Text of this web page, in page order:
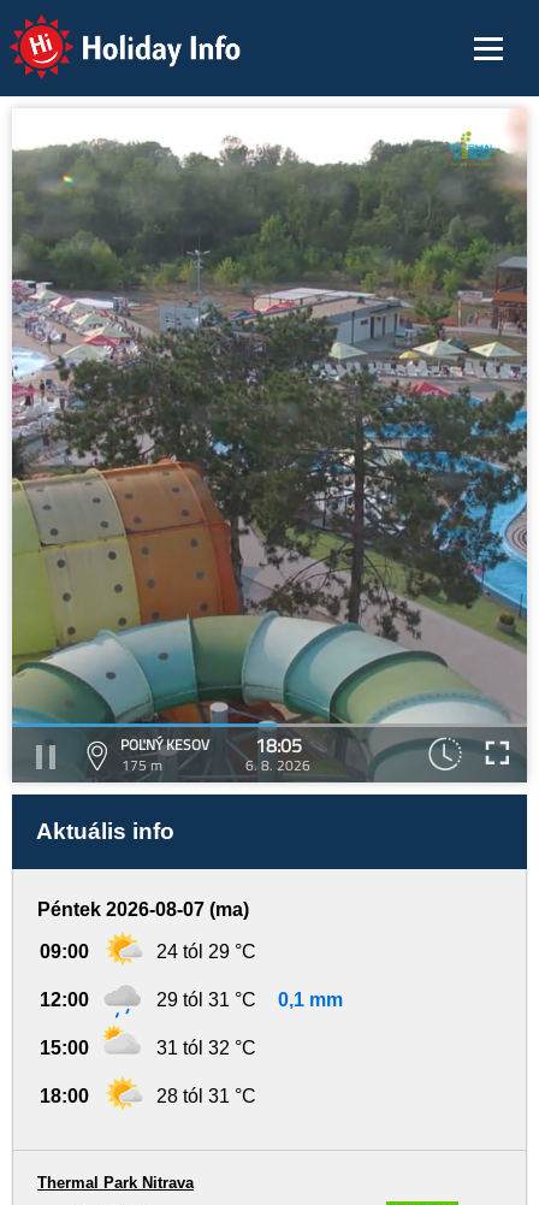
Holiday Info
POĽNÝ KESOV
175 m
18:05
6. 8. 2026
Aktuális info
Péntek 2026-08-07 (ma)
09:00 24 tól 29 °C
12:00 29 tól 31 °C 0,1 mm
15:00 31 tól 32 °C
18:00 28 tól 31 °C
Thermal Park Nitrava